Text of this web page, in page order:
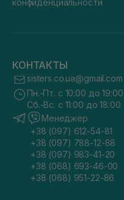
конфиденциальности
КОНТАКТЫ
sisters.co.ua@gmail.com
Пн.-Пт. с 10:00 до 19:00
Сб.-Вс. с 11:00 до 18:00
Менеджер
+38 (097) 612-54-81
+38 (097) 788-12-88
+38 (097) 983-41-20
+38 (068) 693-46-00
+38 (068) 951-22-86